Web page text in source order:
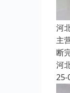
河
主
断
河
25-